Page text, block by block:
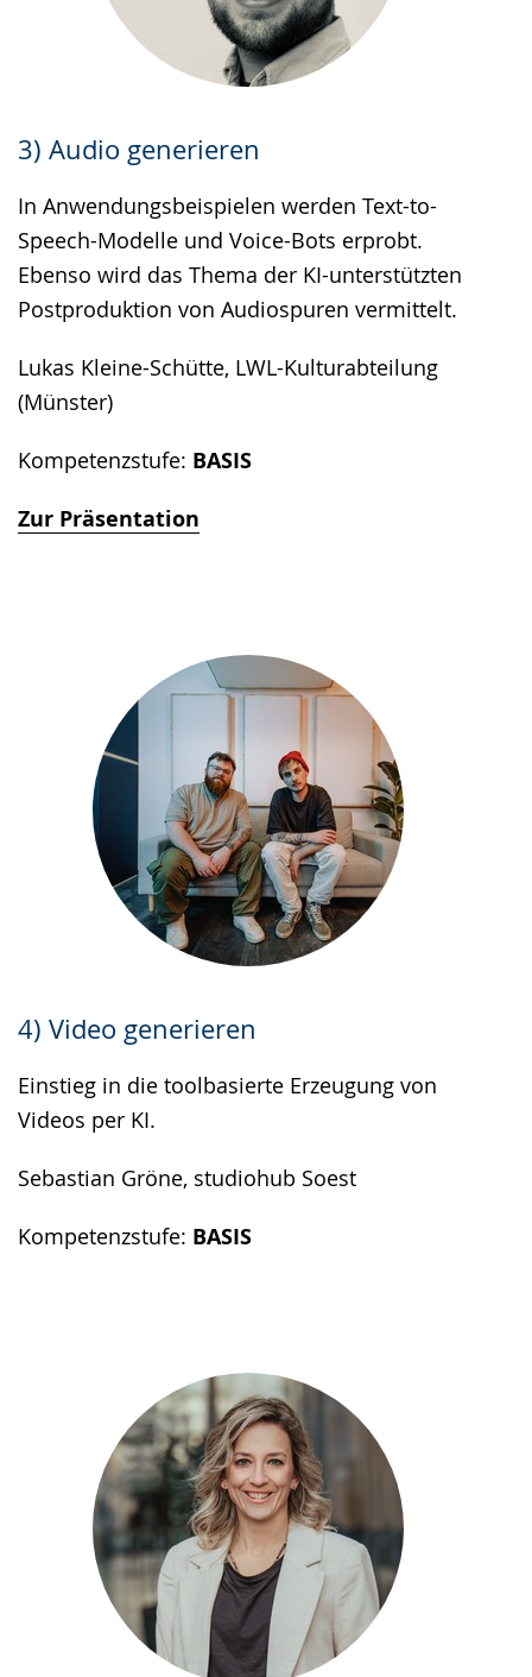
3) Audio generieren
In Anwendungsbeispielen werden Text-to-
Speech-Modelle und Voice-Bots erprobt.
Ebenso wird das Thema der KI-unterstützten
Postproduktion von Audiospuren vermittelt.
Lukas Kleine-Schütte, LWL-Kulturabteilung
(Münster)
Kompetenzstufe: BASIS
Zur Präsentation
4) Video generieren
Einstieg in die toolbasierte Erzeugung von
Videos per KI.
Sebastian Gröne, studiohub Soest
Kompetenzstufe: BASIS